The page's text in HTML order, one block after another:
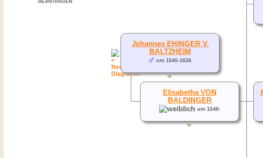
Johannes EHINGER V.
BALTZHEIM
um 1545-1626
Elisabetha VON
BALDINGER
um 1548-